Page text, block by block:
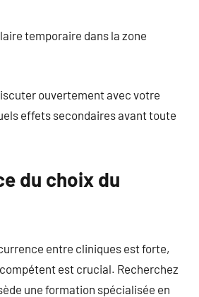
temporaire dans la zone
ouvertement avec votre
effets secondaires avant toute
du choix du
entre cliniques est forte,
est crucial. Recherchez
une formation spécialisée en